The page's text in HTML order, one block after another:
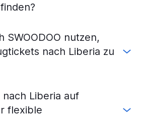
SWOODOO nutzen,
nach Liberia zu
Liberia auf
flexible